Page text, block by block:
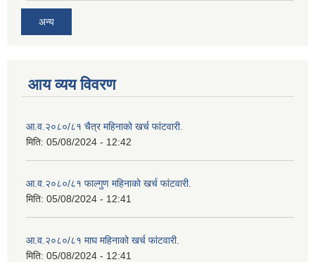
अन्य
आय व्यय विवरण
आ.व.२०८०/८१ चैत्र महिनाको खर्च फांटवारी.
मिति: 05/08/2024 - 12:42
आ.व.२०८०/८१ फाल्गुण महिनाको खर्च फांटवारी.
मिति: 05/08/2024 - 12:41
आ.व.२०८०/८१ माघ महिनाको खर्च फांटवारी.
मिति: 05/08/2024 - 12:41